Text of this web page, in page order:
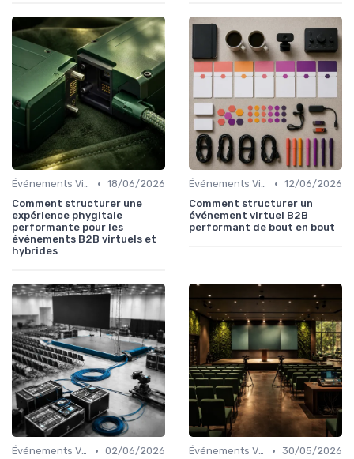
Événements Virtuels et Hybrides • 18/06/2026
Comment structurer une
expérience phygitale
performante pour les
événements B2B virtuels et
hybrides
Événements Virtuels et Hybrides • 12/06/2026
Comment structurer un
événement virtuel B2B
performant de bout en bout
Événements Virtuels et Hybrides • 02/06/2026
Événements Virtuels et Hybrides • 30/05/2026